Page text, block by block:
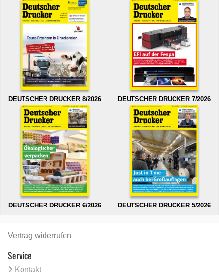
DEUTSCHER DRUCKER 8/2026 DEUTSCHER DRUCKER 7/2026
DEUTSCHER DRUCKER 6/2026 DEUTSCHER DRUCKER 5/2026
Vertrag widerrufen
Service
Kontakt